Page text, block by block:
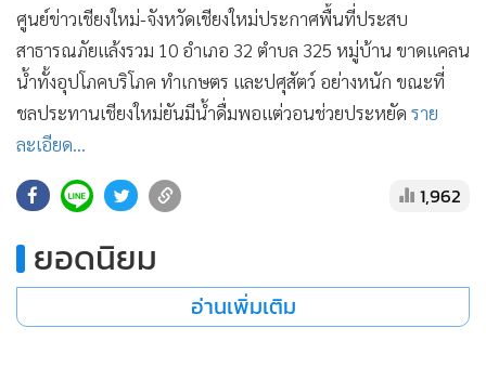
• ต่างประเทศ
• Special Scoop
• เศรษฐกิจ-ธุรกิจ
• จีน
• ชุมชน-คุณภาพชีวิต
• อาชญากรรม
• Motoring
• เกม
• วิทยาศาสตร์
•
ศูนย์ข่าวเชียงใหม่-จังหวัดเชียงใหม่ประกาศพื้นที่ประสบ
สาธารณภัยแล้งรวม 10 อำเภอ 32 ตำบล 325 หมู่บ้าน ขาดแคลน
น้ำทั้งอุปโภคบริโภค ทำเกษตร และปศุสัตว์ อย่างหนัก ขณะที่
ชลประทานเชียงใหม่ยันมีน้ำดื่มพอแต่วอนช่วยประหยัด ราย
ละเอียด...
1,962
ยอดนิยม
อ่านเพิ่มเติม